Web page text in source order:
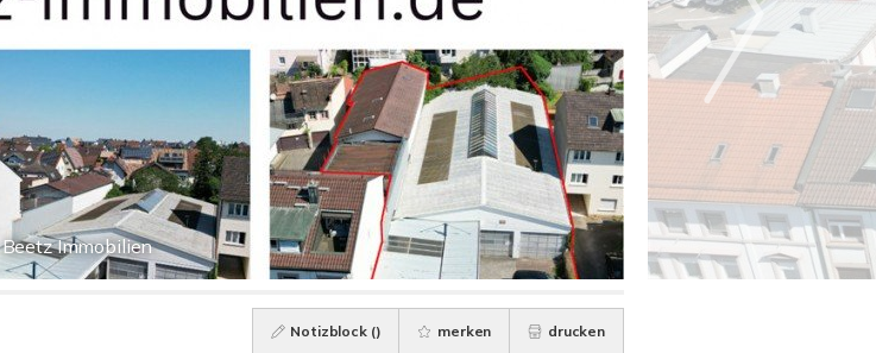
Beetz Immobilien
Notizblock () merken drucken